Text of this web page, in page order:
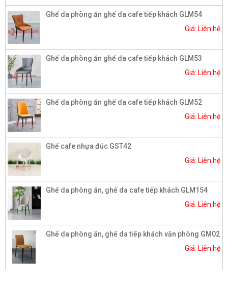
Ghế da phòng ăn ghế da cafe tiếp khách GLM54
Giá: Liên hệ
Ghế da phòng ăn ghế da cafe tiếp khách GLM53
Giá: Liên hệ
Ghế da phòng ăn ghế da cafe tiếp khách GLM52
Giá: Liên hệ
Ghế cafe nhựa đúc GST42
Giá: Liên hệ
Ghế da phòng ăn, ghế da cafe tiếp khách GLM154
Giá: Liên hệ
Ghế da phòng ăn, ghế da tiếp khách văn phòng GM02
Giá: Liên hệ